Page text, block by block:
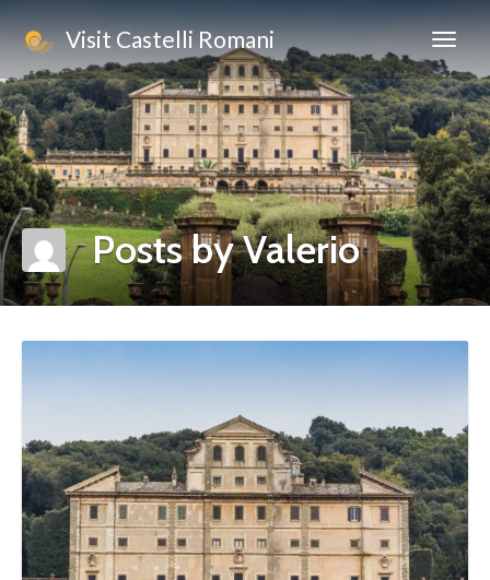
Visit Castelli Romani
Posts by Valerio